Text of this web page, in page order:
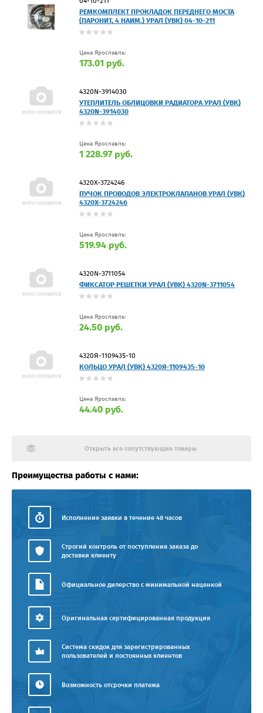
РЕМКОМПЛЕКТ ПРОКЛАДОК ПЕРЕДНЕГО МОСТА
(ПАРОНИТ, 4 НАИМ.) УРАЛ (УВК) 04-10-211
Цена Ярославль:
173.01 руб.
4320N-3914030
УТЕПЛИТЕЛЬ ОБЛИЦОВКИ РАДИАТОРА УРАЛ (УВК)
4320N-3914030
Цена Ярославль:
1 228.97 руб.
4320Х-3724246
ПУЧОК ПРОВОДОВ ЭЛЕКТРОКЛАПАНОВ УРАЛ (УВК)
4320Х-3724246
Цена Ярославль:
519.94 руб.
4320N-3711054
ФИКСАТОР РЕШЕТКИ УРАЛ (УВК) 4320N-3711054
Цена Ярославль:
24.50 руб.
4320Я-1109435-10
КОЛЬЦО УРАЛ (УВК) 4320Я-1109435-10
Цена Ярославль:
44.40 руб.
Открыть все сопутствующие товары
Преимущества работы с нами:
Исполнение заявки в течение 48 часов
Строгий контроль от поступления заказа до
доставки клиенту
Официальное дилерство с минимальной наценкой
Оригинальная сертифицированная продукция
Система скидок для зарегистрированных
пользователей и постоянных клиентов
Возможность отсрочки платежа